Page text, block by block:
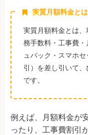
実質月額料金とは
実質月額料金とは
務手数料・工事費
ュバック・スマホ
引）を差し引いて
です。
例えば、月額料金が
ったり、工事費割引